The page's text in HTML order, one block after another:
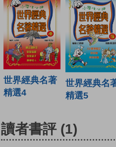
世界經典名著
精選4
世界經典名
精選5
讀者書評 (1)